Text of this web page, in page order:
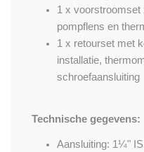
1 x voorstroomset
pompflens en
1 x retourset met
installatie,
schroefaansluiting
Technische gegevens:
Aansluiting: 1¼"